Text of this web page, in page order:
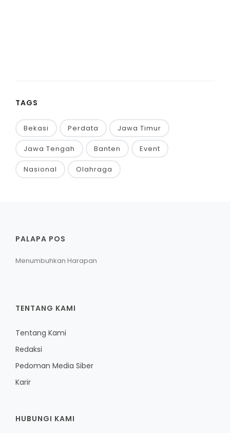
TAGS
Bekasi Perdata Jawa Timur
Jawa Tengah Banten Event
Nasional Olahraga
PALAPA POS
Menumbuhkan Harapan
TENTANG KAMI
Tentang Kami
Redaksi
Pedoman Media Siber
Karir
HUBUNGI KAMI